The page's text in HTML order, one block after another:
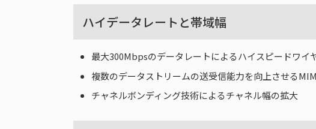
ハイデータレートと帯域幅
最大300Mbpsのデータレートによるハイスピードワイ
複数のデータストリームの送受信能力を向上させる
チャネルボンディング技術によるチャネル幅の拡大